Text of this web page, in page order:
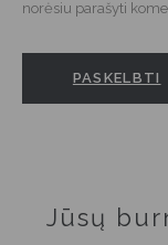
norėsiu parašyti
Jūsų